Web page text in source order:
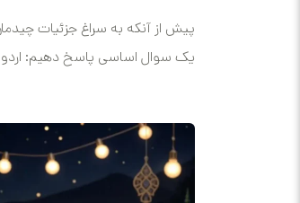
پیش از آنکه به سراغ جزئیات
یک سوال اساسی پاسخ دهیم: